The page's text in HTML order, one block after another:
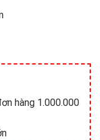
hàng 1.000.000